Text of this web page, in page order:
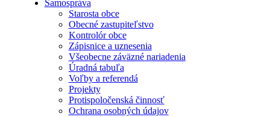
Samospráva
Starosta obce
Obecné zastupiteľstvo
Kontrolór obce
Zápisnice a uznesenia
Všeobecne záväzné nariadenia
Úradná tabuľa
Voľby a referendá
Projekty
Protispoločenská činnosť
Ochrana osobných údajov